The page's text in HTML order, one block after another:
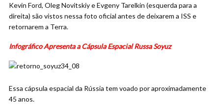
Kevin Ford, Oleg Novitskiy e Evgeny Tarelkin (esquerda para a
direita) são vistos nessa foto oficial antes de deixarem a ISS e
retornarem a Terra.
Infográfico Apresenta a Cápsula Espacial Russa Soyuz
Essa cápsula espacial da Rússia tem voado por aproximadamente
45 anos.